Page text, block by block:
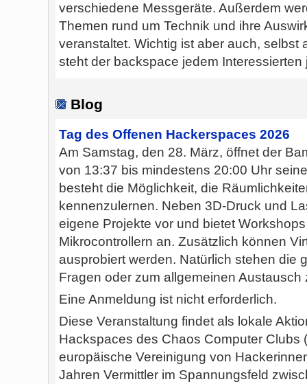
verschiedene Messgeräte. Außerdem
Themen rund um Technik und ihre
veranstaltet. Wichtig ist aber auch,
steht der backspace jedem Interessierten
Blog
Tag des Offenen Hackerspaces 2026
Am Samstag, den 28. März, öffnet der
von 13:37 bis mindestens 20:00 Uhr
besteht die Möglichkeit, die
kennenzulernen. Neben 3D-Druck und
eigene Projekte vor und bietet
Mikrocontrollern an. Zusätzlich können
ausprobiert werden. Natürlich stehen die
Fragen oder zum allgemeinen Austausch
Eine Anmeldung ist nicht erforderlich.
Diese Veranstaltung findet als lokale
Hackspaces des Chaos Computer Clubs
europäische Vereinigung von
Jahren Vermittler im Spannungsfeld